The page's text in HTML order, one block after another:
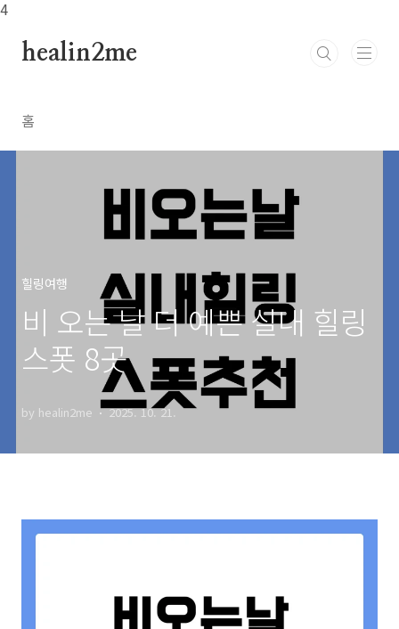
4
본문 바로가기
healin2me
홈
힐링여행
비 오는 날 더 예쁜 실내 힐링
스폿 8곳
by healin2me 2025. 10. 21.